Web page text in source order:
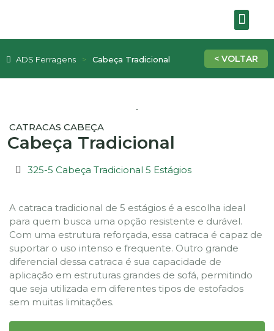
ADS Ferragens Cabeça Tradicional
CATRACAS CABEÇA
Cabeça Tradicional
325-5 Cabeça Tradicional 5 Estágios
A catraca tradicional de 5 estágios é a escolha ideal
para quem busca uma opção resistente e durável.
Com uma estrutura reforçada, essa catraca é capaz de
suportar o uso intenso e frequente. Outro grande
diferencial dessa catraca é sua capacidade de
aplicação em estruturas grandes de sofá, permitindo
que seja utilizada em diferentes tipos de estofados
sem muitas limitações.